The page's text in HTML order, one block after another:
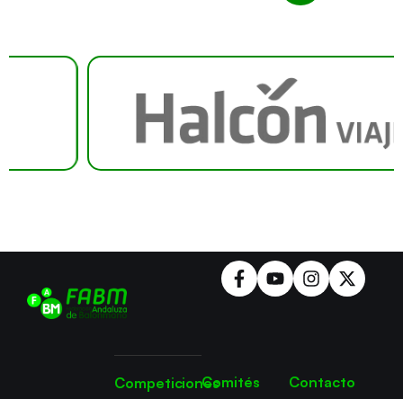
CompeticionesComités
Contacto